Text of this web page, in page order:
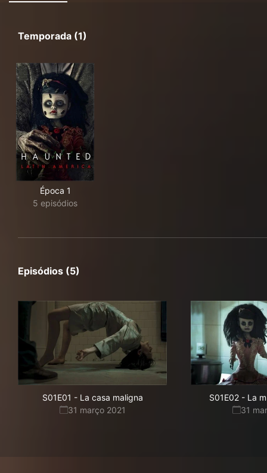
Temporada (1)
Época 1
5 episódios
Episódios (5)
S01E01 - La casa maligna
31 março 2021
S01E02 - La
31